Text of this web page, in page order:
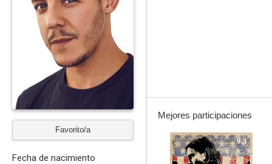
Favorito/a
Fecha de nacimiento
Mejores participaciones
9.1